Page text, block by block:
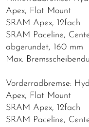
Apex, Flat Mount
SRAM Apex, 12fach
SRAM Paceline,
abgerundet, 160 mm
Max. Bremsscheibendu
Vorderradbremse:
Apex, Flat Mount
SRAM Apex, 12fach
SRAM Paceline,